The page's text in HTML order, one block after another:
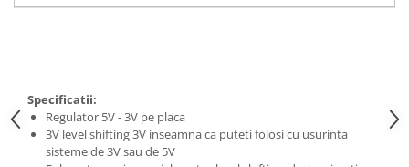
Specificatii:
Regulator 5V - 3V pe placa
3V level shifting 3V inseamna ca puteti folosi cu usurinta
sisteme de 3V sau de 5V